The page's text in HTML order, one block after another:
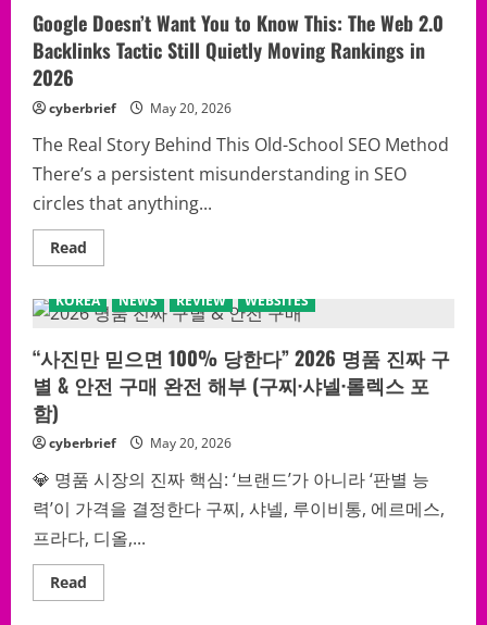
해
부
리
뷰
2026
년
명
에
살
아
남
사
들
아
‘진
짜
구
전
략’
Google Doesn’t Want You to Know This: The Web 2.0
Backlinks Tactic Still Quietly Moving Rankings in
2026
cyberbrief May 20, 2026
The Real Story Behind This Old-School SEO Method
There’s a persistent misunderstanding in SEO
circles that anything...
Read
more
Doesn’t
Want
to
Know
This:
The
Backlinks
Still
Quietly
Moving
Rankings
in
2026
KOREA NEWS REVIEW WEBSITES
“사진만 믿으면 100% 당한다” 2026 명품 진짜 구
별 & 안전 구매 완전 해부 (구찌·샤넬·롤렉스 포
함)
cyberbrief May 20, 2026
💎 명품 시장의 진짜 핵심: ‘브랜드’가 아니라 ‘판별 능
력’이 가격을 결정한다 구찌, 샤넬, 루이비통, 에르메스,
프라다, 디올,...
Read
more